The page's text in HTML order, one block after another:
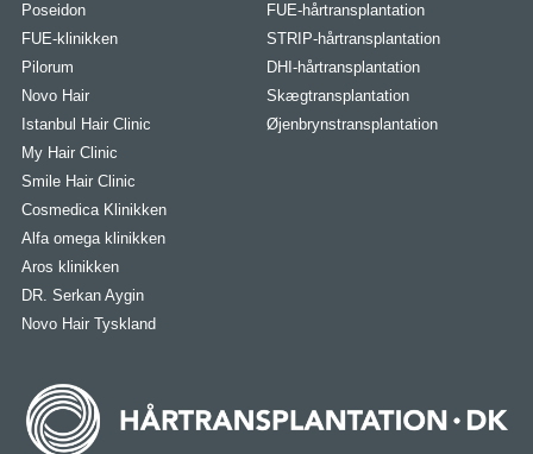
Poseidon
FUE-klinikken
Pilorum
Novo Hair
Istanbul Hair Clinic
My Hair Clinic
Smile Hair Clinic
Cosmedica Klinikken
Alfa omega klinikken
Aros klinikken
DR. Serkan Aygin
Novo Hair Tyskland
FUE-hårtransplantation
STRIP-hårtransplantation
DHI-hårtransplantation
Skægtransplantation
Øjenbrynstransplantation